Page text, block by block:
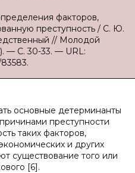
факторов,
преступность / С. Ю.
// Молодой
— С. 30-33. — URL:
основные детерминанты
преступности
таких факторов,
и других
существование того или
[6].